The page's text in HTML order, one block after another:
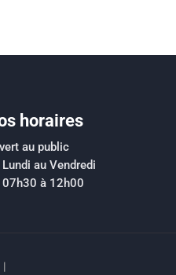
horaires
au public
Lundi au Vendredi
07h30 à 12h00
|